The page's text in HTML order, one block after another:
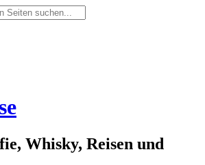
Whisky, Reisen und